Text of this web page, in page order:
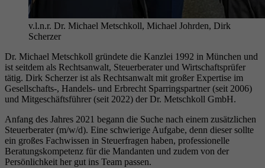
v.l.n.r. Dr. Michael Metschkoll, Michael Johrden, Dirk
Scherzer
Dr. Michael Metschkoll gründete die Kanzlei 1992 in München und
ist seitdem als Rechtsanwalt, Steuerberater und Wirtschaftsprüfer
tätig. Dirk Scherzer ist als Rechtsanwalt mit großer Expertise im
Gesellschafts-, Handels- und Erbrecht Sparringspartner (seit 2006)
und Mitgeschäftsführer (seit 2022) der Dr. Metschkoll GmbH.
Anfang des Jahres 2021 begann die Suche nach einem zusätzlichen
Steuerberater (m/w/d). Eine schwierige Aufgabe, denn dieser sollte
ein großes Fachwissen in Steuerfragen haben, professionelle
Beratungskompetenz für die Mandanten und zudem von der
Persönlichkeit her gut ins Team passen.